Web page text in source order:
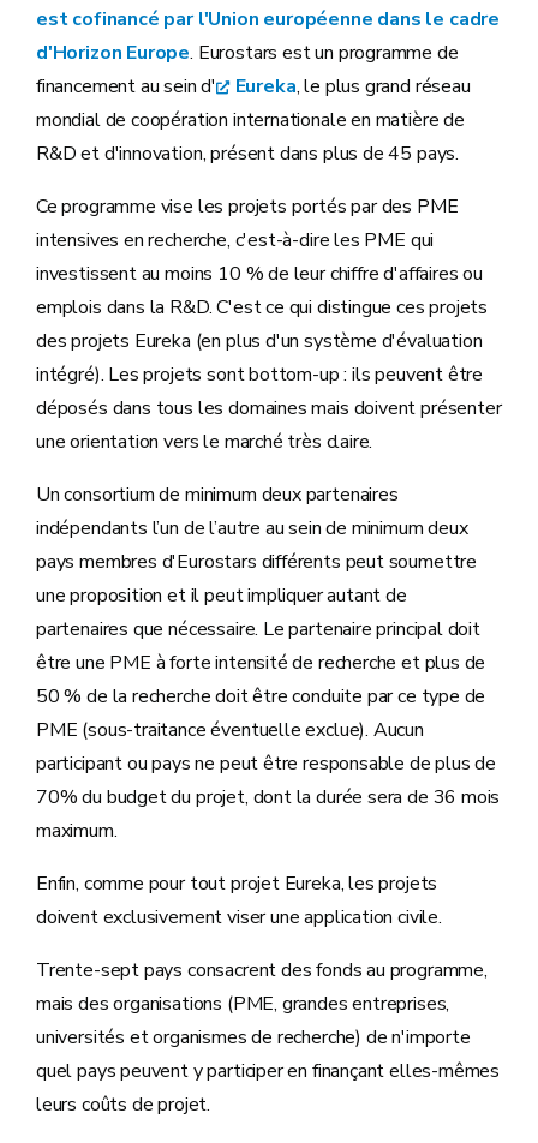
est cofinancé par l'Union européenne dans le cadre
d'Horizon Europe. Eurostars est un programme de
financement au sein d'
Eureka, le plus grand réseau
mondial de coopération internationale en matière de
R&D et d'innovation, présent dans plus de 45 pays.
Ce programme vise les projets portés par des PME
intensives en recherche, c'est-à-dire les PME qui
investissent au moins 10 % de leur chiffre d'affaires ou
emplois dans la R&D. C'est ce qui distingue ces projets
des projets Eureka (en plus d'un système d'évaluation
intégré). Les projets sont bottom-up : ils peuvent être
déposés dans tous les domaines mais doivent présenter
une orientation vers le marché très claire.
Un consortium de minimum deux partenaires
indépendants l’un de l’autre au sein de minimum deux
pays membres d'Eurostars différents peut soumettre
une proposition et il peut impliquer autant de
partenaires que nécessaire. Le partenaire principal doit
être une PME à forte intensité de recherche et plus de
50 % de la recherche doit être conduite par ce type de
PME (sous-traitance éventuelle exclue). Aucun
participant ou pays ne peut être responsable de plus de
70% du budget du projet, dont la durée sera de 36 mois
maximum.
Enfin, comme pour tout projet Eureka, les projets
doivent exclusivement viser une application civile.
Trente-sept pays consacrent des fonds au programme,
mais des organisations (PME, grandes entreprises,
universités et organismes de recherche) de n'importe
quel pays peuvent y participer en finançant elles-mêmes
leurs coûts de projet.